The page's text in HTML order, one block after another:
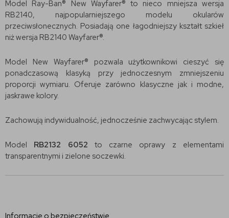
Model Ray-Ban® New Wayfarer® to nieco mniejsza wersja
RB2140, najpopularniejszego modelu okularów
przeciwsłonecznych. Posiadają one łagodniejszy kształt szkieł
niż wersja RB2140 Wayfarer®.
Model New Wayfarer® pozwala użytkownikowi cieszyć się
ponadczasową klasyką przy jednoczesnym zmniejszeniu
proporcji wymiaru. Oferuje zarówno klasyczne jak i modne,
jaskrawe kolory.
Zachowują indywidualność, jednocześnie zachwycając stylem.
Model RB2132 6052 to czarne oprawy z elementami
transparentnymi i zielone soczewki.
Informacje o bezpieczeństwie